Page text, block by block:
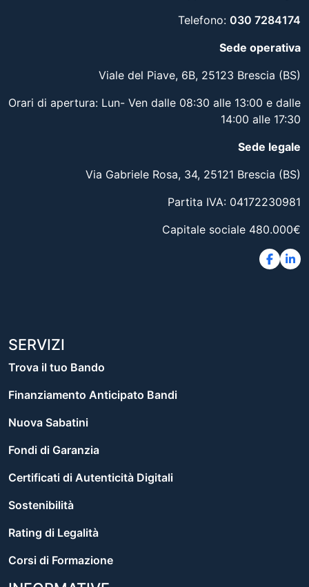
Telefono: 030 7284174
Sede operativa
Viale del Piave, 6B, 25123 Brescia (BS)
Orari di apertura: Lun- Ven dalle 08:30 alle 13:00 e dalle
14:00 alle 17:30
Sede legale
Via Gabriele Rosa, 34, 25121 Brescia (BS)
Partita IVA: 04172230981
Capitale sociale 480.000€
SERVIZI
Trova il tuo Bando
Finanziamento Anticipato Bandi
Nuova Sabatini
Fondi di Garanzia
Certificati di Autenticità Digitali
Sostenibilità
Rating di Legalità
Corsi di Formazione